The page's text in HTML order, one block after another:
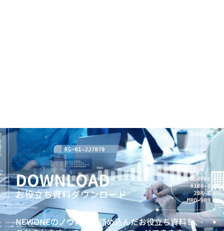
DOWNLOAD
お役立ち資料ダウンロード
NEWONEのノウハウを詰め込んだお役立ち資料を、